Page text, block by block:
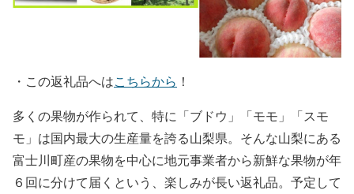
・ この返礼品へはこちらから ！
多くの果物が作られて、特に「ブドウ」「モモ」「スモ
モ」は国内最大の生産量を誇る山梨県。そんな山梨にある
富士川町産の果物を中心に地元事業者から新鮮な果物が年
６回に分けて届くという、楽しみが長い返礼品。予定して